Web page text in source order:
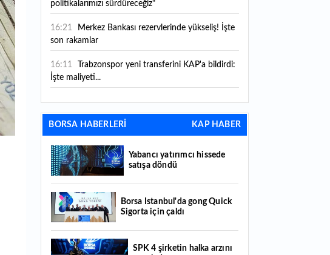
politikalarımızı sürdüreceğiz"
16:21
son rakamlar
16:11
İşte maliyeti...
16:09 TMO 2026-2027 fındık alım fiyatlarını
açıkladı!
geriledi
15:07 Yabancı yatırımcı hissede satışa döndü
14:39
liraya geriledi
14:29 Türkiye'de her 4 kişiden 3'ü internet
bankacılığı kullanıyor
BORSA HABERLERİ KAP HABER
Yabancı yatırımcı hissede
satışa döndü
Borsa İstanbul'da gong Quick
Sigorta için çaldı
SPK 4 şirketin halka arzını